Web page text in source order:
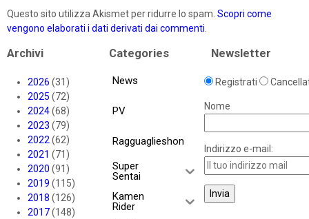
Questo sito utilizza Akismet per ridurre lo spam. Scopri come
vengono elaborati i dati derivati dai commenti.
Archivi
2026 (31)
2025 (72)
2024(68)
2023 (79)
2022(62)
2021 (71)
2020 (91)
2019 (115)
2018 (126)
2017(148)
Categories
News
PV
Ragguaglieshon
Super
Sentai
Kamen
Rider
Newsletter
Registrati
Nome
Indirizzo e-mail: